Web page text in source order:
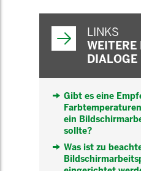
LINKS
WEITERE
DIALOGE
Gibt es eine
ein
sollte?
Was ist zu